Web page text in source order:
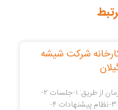
شرکت شیشه
جمع‌آوری ایده در سازمان از طریق: ۱-جلسات ۲-
ارتباطات مستقیم ۳-نظام پیشنهادات ۴-